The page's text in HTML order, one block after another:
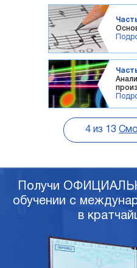
4 из 13
Получи
обучении с
в